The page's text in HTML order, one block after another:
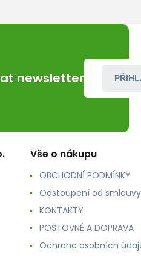
newsletter
Vše o nákupu
OBCHODNÍ PODMÍNKY
Odstoupení od smlouvy
KONTAKTY
POŠTOVNÉ A DOPRAVA
Ochrana osobních